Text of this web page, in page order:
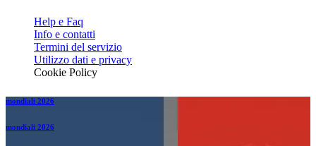
Help e Faq
Info e contatti
Termini del servizio
Utilizzo dati e privacy
Cookie Policy
mondiali 2026
mondiali 2026